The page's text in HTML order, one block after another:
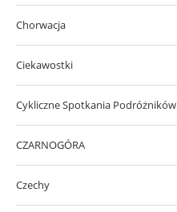
Chorwacja
Ciekawostki
Cykliczne Spotkania Podróżników
CZARNOGÓRA
Czechy